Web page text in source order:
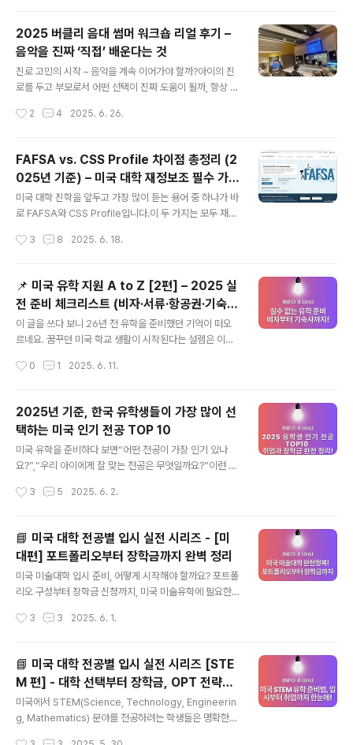
만 하나하나 이해하다 보니, Common App은 오히려 입
시 과정을 효율적이고 체계적으로 관리할 수 있는 플랫폼
이라는 걸 알게 되었습니다. 이 글에서는 2025년 기준으
로 Common App의 핵심 개념부터 실제 작성 팁, 실수
해 보았습니다. 도움이 되시길 바래요.Common App이
2025 버클리 음대 썸머 워크숍 리얼 후기 –
음악을 진짜 ‘직접’ 배운다는 것
진로 고민의 시작 – 음악을 계속 이어가야 할까?아이의 진
로를 두고 부모로서 어떤 선택이 진짜 도움이 될까, 항상 고
입학했고, 전공 여부와 관계없이 학교에서는 심화 음악 이
건, 음악은 아이의 핵심 언어라는 점이었어요. 그래서 최종
적으로는, 음악 단과대가 잘 갖춰진 대형 종합대학을 목표
로 진학 방향을 정하게 되었습니다. 음악을 중심으로 진로
를 확장하되, 다양한 가능성을 열어둘 수 있는 구조가 더 현
의 핵심은 포트폴리오음악 전공은 일반적인 입시와는 다르
2 4 2025. 6. 26.
FAFSA vs. CSS Profile 차이점 총정리 (2
025년 기준) – 미국 대학 재정보조 필수 가이
드
미국 대학 진학을 앞두고 가장 많이 듣는 용어 중 하나가 바
로 FAFSA와 CSS Profile입니다.이 두 가지는 모두 재정
등에서 중요한 차이가 있더라구요. 아들 입시를 준비하는
히 비교해 보았어요. 이 글에서는 2025년 기준 FAFSA v
s. CSS Profile의 차이점을 보기쉽게 정리해 해봤어요.
도움이 되시길 바랍니다. 1. FAFSA란?정식 명칭: Free A
pplication for Federal Student Aid제공기관: 미국 연
방 교육부신청 대상: 시민권자, 영주권자 등 미국 내 학부모
원금 신청비용: 무료제출 ..
3 8 2025. 6. 18.
📌 미국 유학 지원 A to Z [2편] – 2025 실
전 준비 체크리스트 (비자·서류·항공권·기숙사
까지)
이 글을 쓰다 보니 26년 전 유학을 준비했던 기억이 떠오
르네요. 꿈꾸던 미국 학교 생활이 시작된다는 설렘은 이루
준비해야 할지 막막하기만 했어요. 준비해야 할 서류가 많
지 엄두가 나지 않았죠. 특히나 중요한 서류를 빠트리거나
실수로 잘못 작성하면 그만큼 시간이 지연될 수 있기 때문
에 더욱 예민해지기도 했답니다.오래전 일이지만, 그때도
저는 꼼꼼하게 노트에 하나하나 적어가며 체크리스트를 만
들었고, 그 방법이 실제로 큰 도움이 되었습니다. 이 경험을
학 준비 체크리스트를 꼼꼼히 정리해 보았어요.Step 1. 서
0 1 2025. 6. 11.
2025년 기준, 한국 유학생들이 가장 많이 선
택하는 미국 인기 전공 TOP 10
미국 유학을 준비하다 보면“어떤 전공이 가장 인기 있나
요?”,“우리 아이에게 잘 맞는 전공은 무엇일까요?”이런 고
는 전공은 입시 경쟁이 치열한 만큼,입시 전략·장학금 제도·
서는 2025년 기준으로,한국 유학생 선호도·OPT(졸업 후
실습 허가) 혜택·장학금 체계 등을 종합해가장 인기 있는 미
국 전공 TOP 10을 정리해드립니다. 전공 선택 시 고려해
야 할 핵심 요소✅ 취업·OPT 혜택→ STEM 전공은 OPT
최대 3년 연장 가능! 졸업 후 미국 취업에 유리합니다.✅ 장
여부를 반드시 확인하세요.✅ 포트폴리오/실기 요구→ 미
3 5 2025. 6. 2.
📘 미국 대학 전공별 입시 실전 시리즈 - [미
대편] 포트폴리오부터 장학금까지 완벽 정리
미국 미술대학 입시 준비, 어떻게 시작해야 할까요? 포트폴
리오 구성부터 장학금 신청까지, 미국 미술유학에 필요한
왜 선택할까요?미국은 세계적으로 인정받는 예술 교육 시
att), SVA, 아트센터(ArtCenter) 등 다양한 명문 미술대
학이 있고, 전공도 순수미술에서 산업디자인, 애니메이션,
게임아트, 패션디자인까지 폭넓게 존재하잖아요.이런 분들
에게 추천해요:국내 미대 입시가 맞지 않다고 느끼는 학생
창의력 중심의 교육을 원하시는 분글로벌 커리어를 목표로
3 3 2025. 6. 1.
📘 미국 대학 전공별 입시 실전 시리즈 [STE
M 편] - 대학 선택부터 장학금, OPT 전략까
지
미국에서 STEM(Science, Technology, Engineerin
g, Mathematics) 분야를 전공하려는 학생들은 명확한